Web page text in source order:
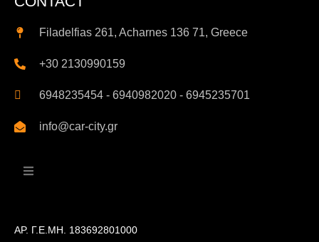
Filadelfias 261, Acharnes 136 71, Greece
+30 2130990159
6948235454 - 6940982020 - 6945235701
info@car-city.gr
ΑΡ. Γ.Ε.ΜΗ. 183692801000